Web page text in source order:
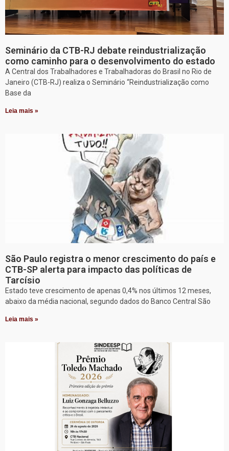
Seminário da CTB-RJ debate reindustrialização
como caminho para o desenvolvimento do estado
A Central dos Trabalhadores e Trabalhadoras do Brasil no Rio de
Janeiro (CTB-RJ) realiza o Seminário “Reindustrialização como
Base da
Leia mais »
São Paulo registra o menor crescimento do país e
CTB-SP alerta para impacto das políticas de
Tarcísio
Estado teve crescimento de apenas 0,4% nos últimos 12 meses,
abaixo da média nacional, segundo dados do Banco Central São
Leia mais »